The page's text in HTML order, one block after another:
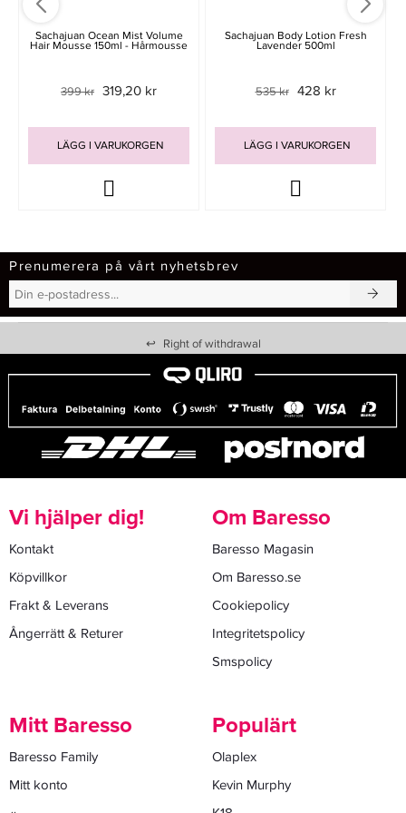
Sachajuan Ocean Mist Volume
Hair Mousse 150ml - Hårmousse
399 kr 319,20 kr
LÄGG I VARUKORGEN
Sachajuan Body Lotion Fresh
Lavender 500ml
535 kr 428 kr
LÄGG I VARUKORGEN
Prenumerera på vårt nyhetsbrev
↩ Right of withdrawal
Vi hjälper dig!
Kontakt
Köpvillkor
Frakt & Leverans
Ångerrätt & Returer
Om Baresso
Baresso Magasin
Om Baresso.se
Cookiepolicy
Integritetspolicy
Smspolicy
Mitt Baresso
Baresso Family
Mitt konto
Populärt
Olaplex
Kevin Murphy